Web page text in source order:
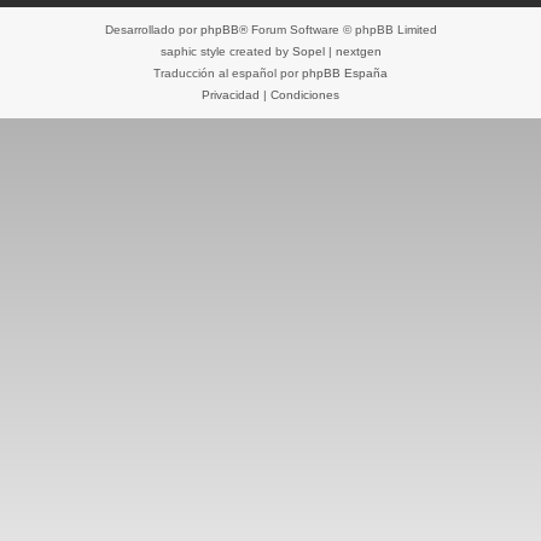
Desarrollado por phpBB® Forum Software © phpBB Limited
saphic style created by Sopel| nextgen
Traducción al español por phpBB España
Privacidad | Condiciones